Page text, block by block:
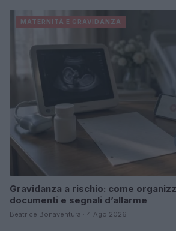
MATERNITÀ E GRAVIDANZA
Gravidanza a rischio: come
documenti e segnali d’allarme
Beatrice Bonaventura · 4 Ago 2026